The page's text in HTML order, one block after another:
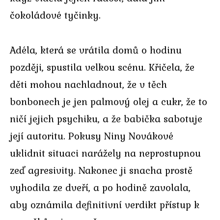
čokoládové tyčinky.
Adéla, která se vrátila domů o hodinu
později, spustila velkou scénu. Křičela, že
děti mohou nachladnout, že v těch
bonbonech je jen palmový olej a cukr, že to
ničí jejich psychiku, a že babička sabotuje
její autoritu. Pokusy Niny Novákové
uklidnit situaci narážely na neprostupnou
zeď agresivity. Nakonec ji snacha prostě
vyhodila ze dveří, a po hodině zavolala,
aby oznámila definitivní verdikt přístup k